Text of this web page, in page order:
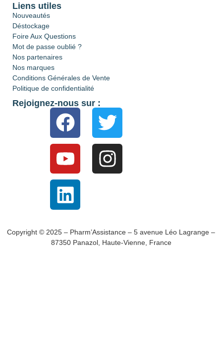
Liens utiles
Nouveautés
Déstockage
Foire Aux Questions
Mot de passe oublié ?
Nos partenaires
Nos marques
Conditions Générales de Vente
Politique de confidentialité
Rejoignez-nous sur :
Copyright © 2025 – Pharm’Assistance – 5 avenue Léo Lagrange –
87350 Panazol, Haute-Vienne, France